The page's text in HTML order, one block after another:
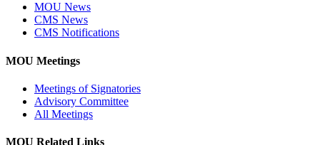
MOU News
CMS News
CMS Notifications
MOU Meetings
Meetings of Signatories
Advisory Committee
All Meetings
MOU Related Links